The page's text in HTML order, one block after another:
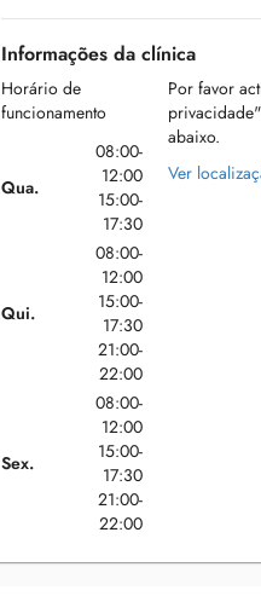
Informações da clínica
Horário de
funcionamento
Qua.
08:00-
12:00
15:00-
17:30
Qui.
08:00-
12:00
15:00-
17:30
21:00-
22:00
Sex.
08:00-
12:00
15:00-
17:30
21:00-
22:00
Por favor
abaixo.
Ver